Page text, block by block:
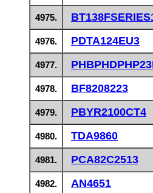
4975.
4976. PDTA124EU3
4977.
4978. BF8208223
4979. PBYR2100CT4
4980. TDA9860
4981. PCA82C2513
4982. AN4651